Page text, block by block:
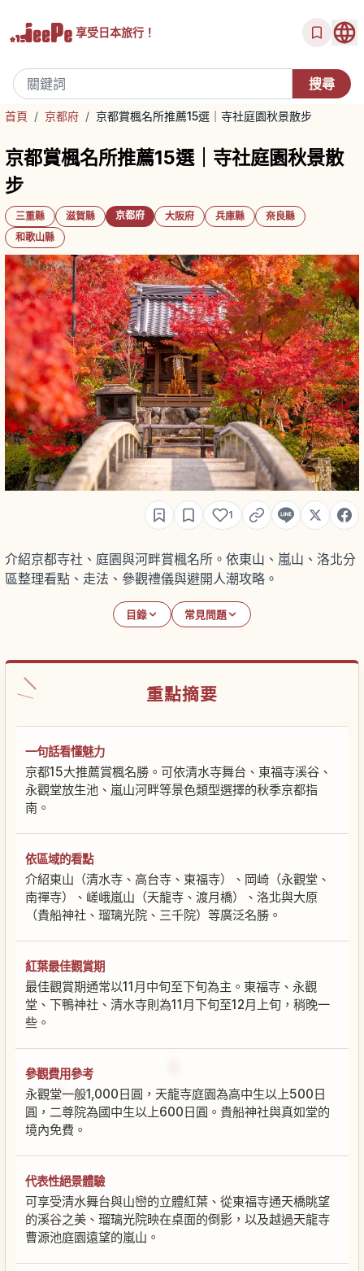
享受日本旅行！
首頁 / 京都府 / 京都賞楓名所推薦15選｜寺社庭園秋景散步
京都賞楓名所推薦15選｜寺社庭園秋景散
步
三重縣 滋賀縣 京都府 大阪府 兵庫縣
奈良縣
和歌山縣
1
介紹京都寺社、庭園與河畔賞楓名所。依東山、嵐山、洛北分
區整理看點、走法、參觀禮儀與避開人潮攻略。
目錄 常見問題
重點摘要
一句話看懂魅力
京都15大推薦賞楓名勝。可依清水寺舞台、東福寺溪谷、
永觀堂放生池、嵐山河畔等景色類型選擇的秋季京都指
南。
依區域的看點
介紹東山（清水寺、高台寺、東福寺）、岡崎（永觀堂、
南禪寺）、嵯峨嵐山（天龍寺、渡月橋）、洛北與大原
（貴船神社、瑠璃光院、三千院）等廣泛名勝。
紅葉最佳觀賞期
最佳觀賞期通常以11月中旬至下旬為主。東福寺、永觀
堂、下鴨神社、清水寺則為11月下旬至12月上旬，稍晚一
些。
參觀費用參考
永觀堂一般1,000日圓，天龍寺庭園為高中生以上500日
圓，二尊院為國中生以上600日圓。貴船神社與真如堂的
境內免費。
代表性絕景體驗
可享受清水舞台與山巒的立體紅葉、從東福寺通天橋眺望
的溪谷之美、瑠璃光院映在桌面的倒影，以及越過天龍寺
曹源池庭園遠望的嵐山。